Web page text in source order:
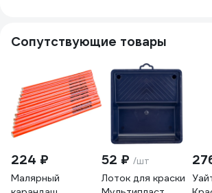
100х14 B7
Сопутствующие товары
224 ₽
Малярный
52 ₽ /шт
Лоток для краски